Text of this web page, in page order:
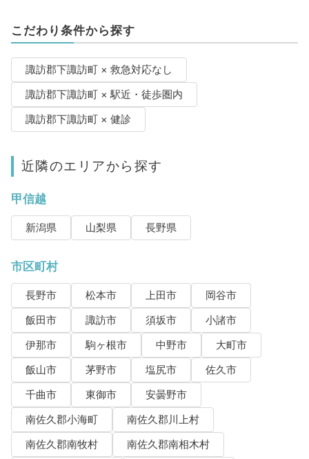
こだわり条件から探す
諏訪郡下諏訪町 × 救急対応なし
諏訪郡下諏訪町 × 駅近・徒歩圏内
諏訪郡下諏訪町 × 健診
近隣のエリアから探す
甲信越
新潟県 山梨県 長野県
市区町村
長野市 松本市 上田市
岡谷市
飯田市
諏訪市 須坂市
小諸市
伊那市
駒ヶ根市 中野市
大町市
飯山市
茅野市 塩尻市
佐久市
千曲市
東御市
安曇野市
南佐久郡小海町
南佐久郡川上村
南佐久郡南牧村
南佐久郡南相木村